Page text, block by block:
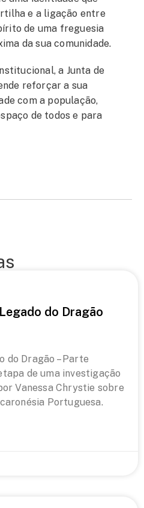
e a ligação entre
de uma freguesia
da sua comunidade.
a Junta de
reforçar a sua
com a população,
de todos e para
do Dragão
do Dragão – Parte
de uma investigação
Vanessa Chrystie sobre
Portuguesa.